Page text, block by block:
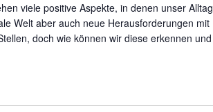
viele positive Aspekte, in denen unser Alltag
Welt aber auch neue Herausforderungen mit
doch wie können wir diese erkennen und